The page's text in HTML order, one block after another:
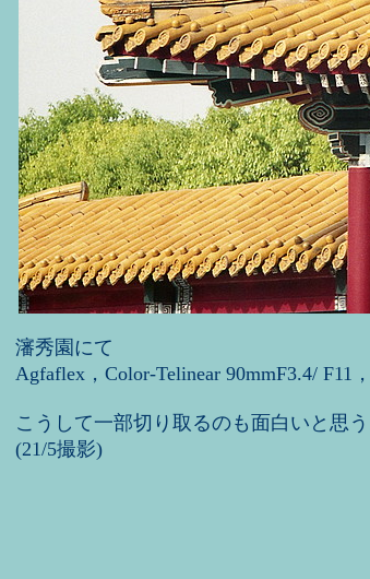
瀋秀園にて
Agfaflex，Color-Telinear 90mmF3.4/ F11
こうして一部切り取るのも面白いと思う
(21/5撮影)